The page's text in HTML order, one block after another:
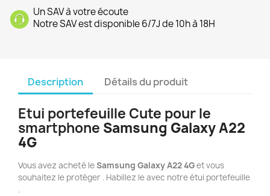
Un SAV à votre écoute
Notre SAV est disponible 6/7J de 10h à 18H
Description Détails du produit
Etui portefeuille Cute pour le
smartphone Samsung Galaxy A22
4G
Vous avez acheté leSamsung Galaxy A22 4Get vous
souhaitez le protéger . Habillez le avec notre étui portefeuille
.